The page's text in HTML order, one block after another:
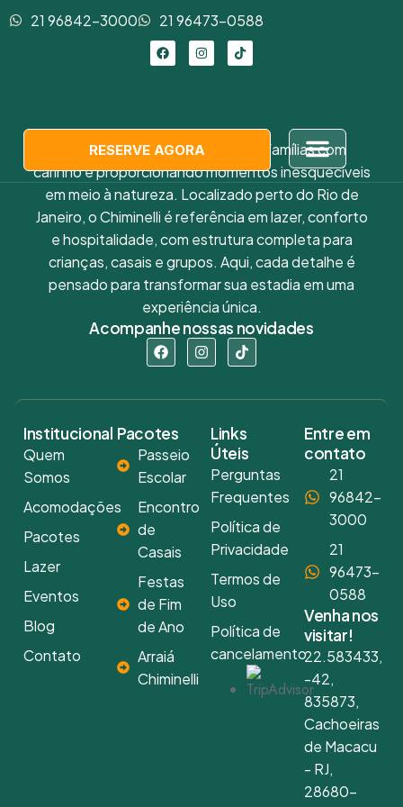
21 96842-3000 21 96473-0588
RESERVE AGORA
Natal
Há mais de 20 anos recebendo famílias com
carinho e proporcionando momentos inesquecíveis
em meio à natureza. Localizado perto do Rio de
Janeiro, o Chiminelli é referência em lazer, conforto
e hospitalidade, com estrutura completa para
crianças, casais e grupos. Aqui, cada detalhe é
pensado para transformar sua estadia em uma
experiência única.
Acompanhe nossas novidades
Institucional
Quem
Somos
Acomodações
Pacotes
Lazer
Eventos
Blog
Contato
Pacotes
Passeio
Escolar
Encontro
de
Casais
Festas
de Fim
de Ano
Arraiá
Chiminelli
Links
Úteis
Perguntas
Frequentes
Política de
Privacidade
Termos de
Uso
Política de
cancelamento
Entre em
contato
21
96842-
3000
21
96473-
0588
Venha nos
visitar!
22.583433,
-42,
835873,
Cachoeiras
de Macacu
- RJ,
28680-